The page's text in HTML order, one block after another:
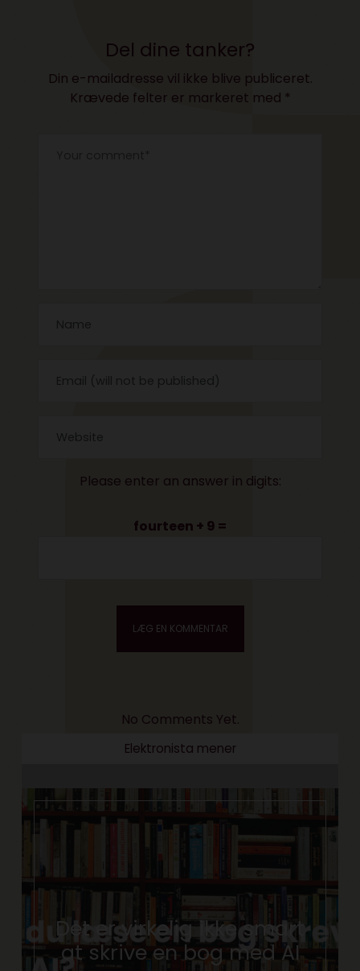
Del dine tanker?
Din e-mailadresse vil ikke blive publiceret.
Krævede felter er markeret med *
Please enter an answer in digits:
fourteen + 9 =
No Comments Yet.
Elektronista mener
Det er virkelig ikke smart
at skrive en bog med AI